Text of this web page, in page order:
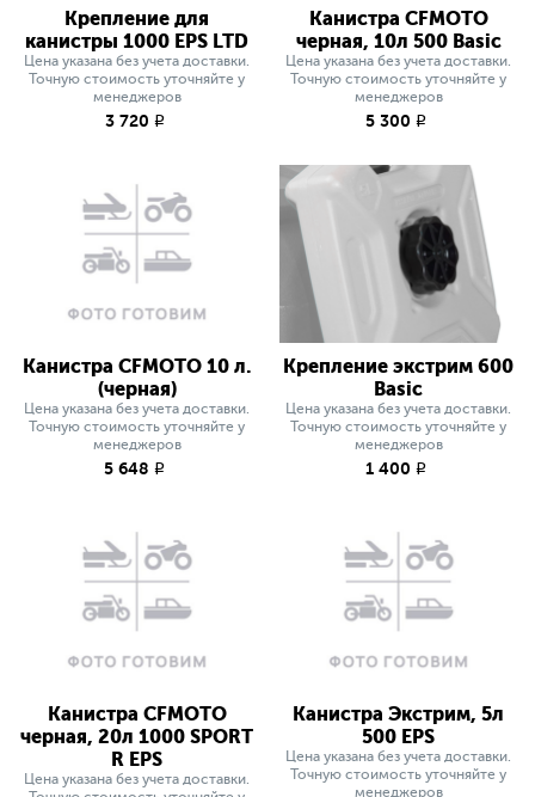
Крепление для
канистры 1000 EPS LTD
Цена указана без учета доставки.
Точную стоимость уточняйте у
менеджеров
3 720 q
Канистра CFMOTO
черная, 10л 500 Basic
Цена указана без учета доставки.
Точную стоимость уточняйте у
менеджеров
5 300 q
Канистра CFMOTO 10 л.
(черная)
Цена указана без учета доставки.
Точную стоимость уточняйте у
менеджеров
5 648 q
Крепление экстрим 600
Basic
Цена указана без учета доставки.
Точную стоимость уточняйте у
менеджеров
1 400 q
Канистра CFMOTO
черная, 20л 1000 SPORT
R EPS
Цена указана без учета доставки.
Канистра Экстрим, 5л
500 EPS
Цена указана без учета доставки.
Точную стоимость уточняйте у
менеджеров